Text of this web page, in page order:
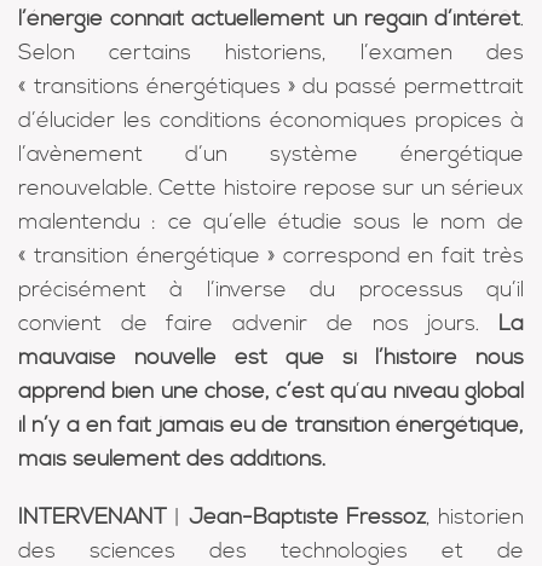
l’énergie connaît actuellement un regain d’intérêt.
Selon certains historiens, l’examen des
« transitions énergétiques » du passé permettrait
d’élucider les conditions économiques propices à
l’avènement d’un système énergétique
renouvelable. Cette histoire repose sur un sérieux
malentendu : ce qu’elle étudie sous le nom de
« transition énergétique » correspond en fait très
précisément à l’inverse du processus qu’il
convient de faire advenir de nos jours. La
mauvaise nouvelle est que si l’histoire nous
apprend bien une chose, c’est qu’au niveau global
il n’y a en fait jamais eu de transition énergétique,
mais seulement des additions.
INTERVENANT Jean-Baptiste Fressoz, historien
des sciences des technologies et de